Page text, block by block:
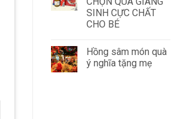
SINH CỰC CHẤT
CHO BÉ
Hồng sâm món quà
ý nghĩa tặng mẹ